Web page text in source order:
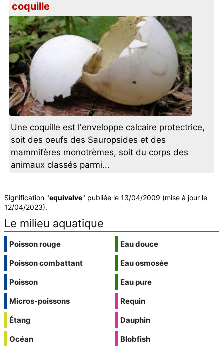
coquille
Une coquille est l'enveloppe calcaire protectrice,
soit des oeufs des Sauropsides et des
mammifères monotrèmes, soit du corps des
animaux classés parmi...
Signification "equivalve" publiée le 13/04/2009 (mise à jour le
12/04/2023).
Le milieu aquatique
Poisson rouge
Poisson combattant
Poisson
Micros-poissons
Étang
Océan
Eau douce
Eau osmosée
Eau pure
Requin
Dauphin
Blobfish